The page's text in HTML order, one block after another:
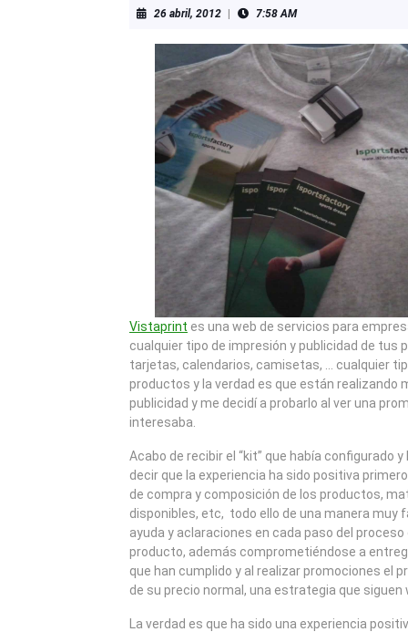
26 abril, 201226
2012
7:58 AM
Vistaprint es una web de servicios para
cualquier tipo de impresión y publicidad de tus
tarjetas, calendarios, camisetas, … cualquier
productos y la verdad es que están realizando
publicidad y me decidí a probarlo al ver una
interesaba.
Acabo de recibir el “kit” que había configurado
decir que la experiencia ha sido positiva
de compra y composición de los productos,
disponibles, etc, todo ello de una manera muy
ayuda y aclaraciones en cada paso del
producto, además comprometiéndose a
que han cumplido y al realizar promociones el
de su precio normal, una estrategia que
La verdad es que ha sido una experiencia